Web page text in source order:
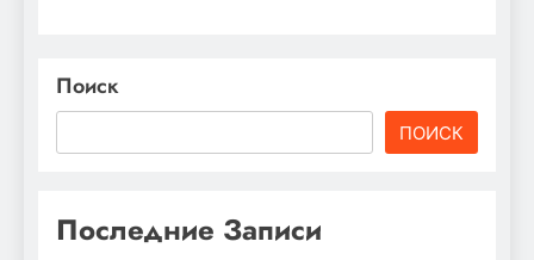
Поиск
ПОИСК
Последние Записи